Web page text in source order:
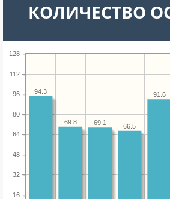
КОЛИЧЕСТВО
16
32
48
64
80
96
112
128
91.6
66.5
69.1
69.8
94.3